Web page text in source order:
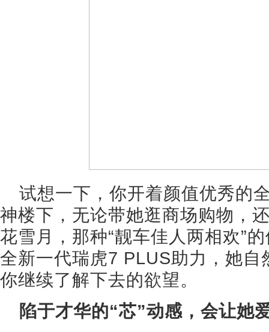
试想一下，你开着颜值优秀的
神楼下，无论带她逛商场购物，
花雪月，那种“靓车佳人两相欢”
全新一代瑞虎7 PLUS助力，她
你继续了解下去的欲望。
陷于才华的“芯”动感，会让她